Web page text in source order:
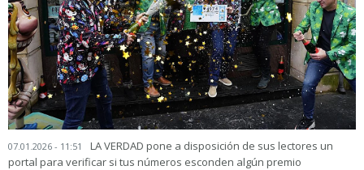
07.01.2026 - 11:51
LA VERDAD pone a disposición de sus lectores un
portal para verificar si tus números esconden algún premio